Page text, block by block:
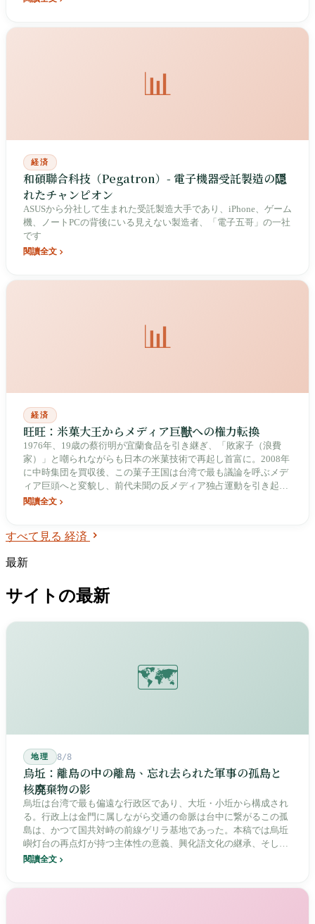
📊
経済
和碩聯合科技（Pegatron）- 電子機器受託製造の隠
れたチャンピオン
ASUSから分社して生まれた受託製造大手であり、iPhone、ゲーム
機、ノートPCの背後にいる見えない製造者、「電子五哥」の一社
です
閱讀全文
📊
経済
旺旺：米菓大王からメディア巨獣への権力転換
1976年、19歳の蔡衍明が宜蘭食品を引き継ぎ、「敗家子（浪費
家）」と嘲られながらも日本の米菓技術で再起し首富に。2008年
に中時集団を買収後、この菓子王国は台湾で最も議論を呼ぶメデ
ィア巨頭へと変貌し、前代未聞の反メディア独占運動を引き起こ
した。
閱讀全文
すべて見る 経済
最新
サイトの最新
🗺️
地理 8/8
烏坵：離島の中の離島、忘れ去られた軍事の孤島と
核廃棄物の影
烏坵は台湾で最も偏遠な行政区であり、大坵・小坵から構成され
る。行政上は金門に属しながら交通の命脈は台中に繋がるこの孤
島は、かつて国共対峙の前線ゲリラ基地であった。本稿では烏坵
嶼灯台の再点灯が持つ主体性の意義、興化語文化の継承、そして
20年にわたる核廃棄物処分場選定をめぐる住民投票の論争を深く
閱讀全文